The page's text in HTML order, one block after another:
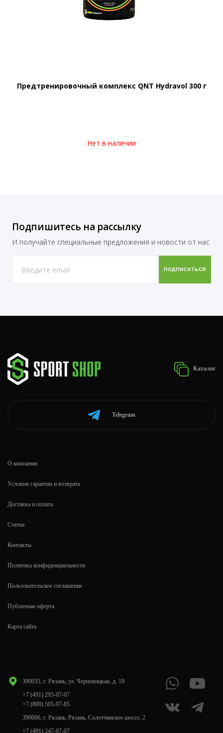
Предтренировочный комплекс QNT Hydravol 300 г
Нет в наличии
Подпишитесь на рассылку
И получайте специальные предложения и новости от нас
Каталог
Telegram
390035, г. Рязань, ул. Черновицкая, д. 19
+7 (491) 293-07-07
+7 (800) 505-97-85
390006, г. Рязань, Рязань, Солотчинское шоссе, 2
+7 (491) 247-07-07
О компании
Условия гарантии и возврата
Доставка и оплата
Статьи
Контакты
Политика конфиденциальности
Пользовательское соглашение
Публичная оферта
Карта сайта